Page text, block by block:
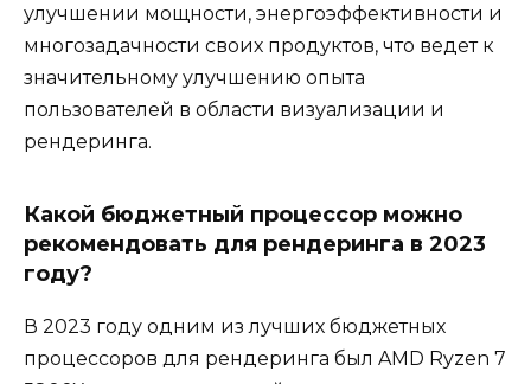
улучшении мощности, энергоэффективности и
многозадачности своих продуктов, что ведет к
значительному улучшению опыта
пользователей в области визуализации и
рендеринга.
Какой бюджетный процессор можно
рекомендовать для рендеринга в 2023
году?
В 2023 году одним из лучших бюджетных
процессоров для рендеринга был AMD Ryzen 7